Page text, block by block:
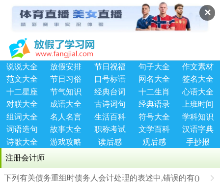
✕
说说大全 放假安排 节日祝福 句子大全
作文素材
范文大全
节日习俗 口号标语 网名大全
签名大全
十二星座
节气知识 经典台词 十二生肖
心语大全
对联大全
成语大全 古诗词句 经典语录
上班时间
组词大全
名人名言 生活百科 符号大全
学科知识
词语造句
故事大全 职称考试 文学百科
汉语字典
诗歌大全
游戏攻略 读后感 观后感
手抄报
注册会计师
下列有关债务重组时债务人会计处理的表述中,错误的有()